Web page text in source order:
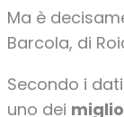
Ma è
Barcola, di
Secondo i
uno dei